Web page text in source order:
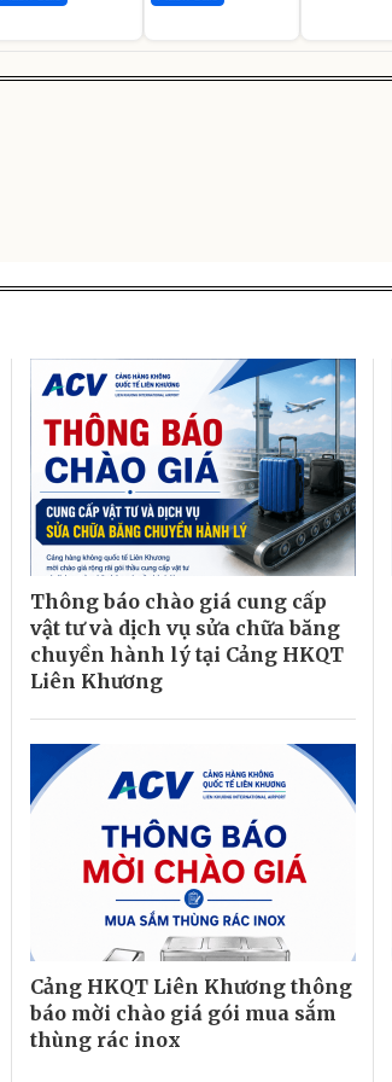
Thông báo chào giá cung cấp
vật tư và dịch vụ sửa chữa băng
chuyền hành lý tại Cảng HKQT
Liên Khương
Cảng HKQT Liên Khương thông
báo mời chào giá gói mua sắm
thùng rác inox